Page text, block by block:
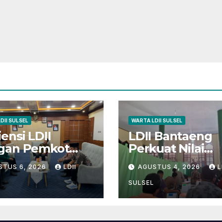
SULSEL
LDII
Pemkot
Fokus
Pembinaan
Muda dan
Luhur
6, 2026 LDII
WARTA LDII SULSEL
LDII Bantaeng
Perkuat Nilai
Kebangsaan
Pengajian Rutin
AGUSTUS 4, 2026
SULSEL